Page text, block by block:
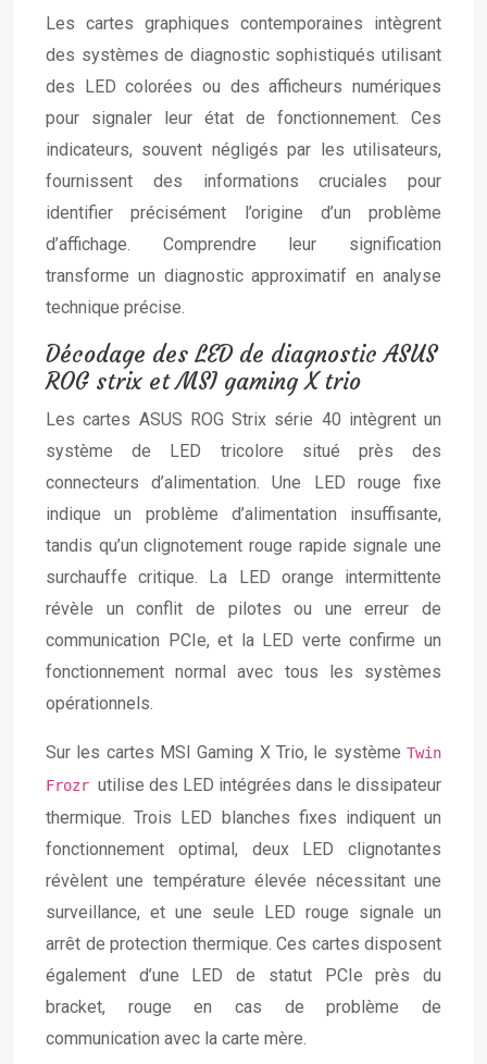
Les cartes graphiques contemporaines intègrent
des systèmes de diagnostic sophistiqués utilisant
des LED colorées ou des afficheurs numériques
pour signaler leur état de fonctionnement. Ces
indicateurs, souvent négligés par les utilisateurs,
fournissent des informations cruciales pour
identifier précisément l’origine d’un problème
d’affichage. Comprendre leur signification
transforme un diagnostic approximatif en analyse
technique précise.
Décodage des LED de diagnostic ASUS
ROG strix et MSI gaming X trio
Les cartes ASUS ROG Strix série 40 intègrent un
système de LED tricolore situé près des
connecteurs d’alimentation. Une LED rouge fixe
indique un problème d’alimentation insuffisante,
tandis qu’un clignotement rouge rapide signale une
surchauffe critique. La LED orange intermittente
révèle un conflit de pilotes ou une erreur de
communication PCIe, et la LED verte confirme un
fonctionnement normal avec tous les systèmes
opérationnels.
Sur les cartes MSI Gaming X Trio, le système Twin
Frozr utilise des LED intégrées dans le dissipateur
thermique. Trois LED blanches fixes indiquent un
fonctionnement optimal, deux LED clignotantes
révèlent une température élevée nécessitant une
surveillance, et une seule LED rouge signale un
arrêt de protection thermique. Ces cartes disposent
également d’une LED de statut PCIe près du
bracket, rouge en cas de problème de
communication avec la carte mère.